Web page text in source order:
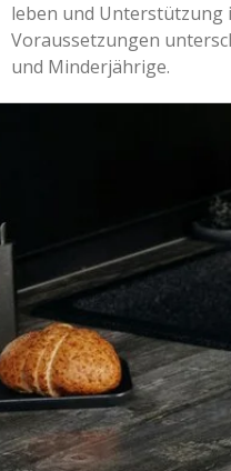
leben und Unterstützung
Voraussetzungen
und Minderjährige.